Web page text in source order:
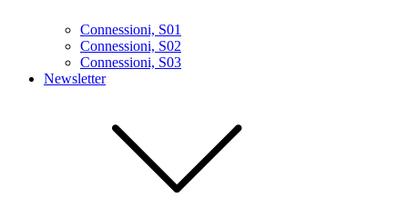
Connessioni, S01
Connessioni, S02
Connessioni, S03
Newsletter